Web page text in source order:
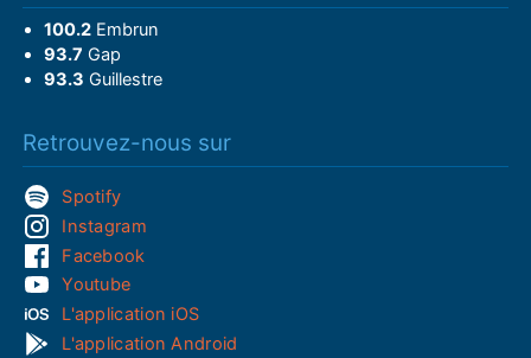
100.2Embrun
93.7 Gap
93.3 Guillestre
Retrouvez-nous sur
Spotify
Instagram
Facebook
Youtube
L'application iOS
L'application Android